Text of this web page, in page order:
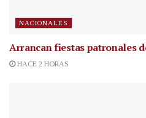
NACIONALES
Arrancan fiestas patronales
HACE 2 HORAS